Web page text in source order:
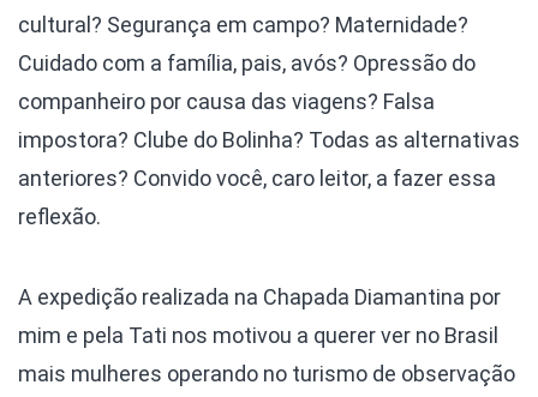
cultural? Segurança em campo? Maternidade?
Cuidado com a família, pais, avós? Opressão do
companheiro por causa das viagens? Falsa
impostora? Clube do Bolinha? Todas as alternativas
anteriores? Convido você, caro leitor, a fazer essa
reflexão.
A expedição realizada na Chapada Diamantina por
mim e pela Tati nos motivou a querer ver no Brasil
mais mulheres operando no turismo de observação